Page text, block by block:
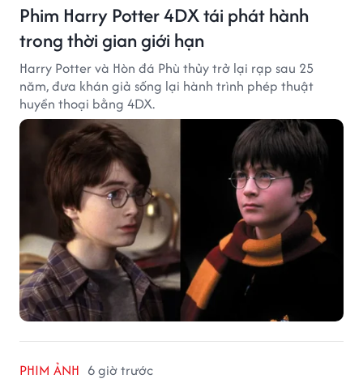
Phim Harry Potter 4DX tái phát hành
trong thời gian giới hạn
Harry Potter và Hòn đá Phù thủy trở lại rạp sau 25
năm, đưa khán giả sống lại hành trình phép thuật
huyền thoại bằng 4DX.
PHIM ẢNH 6 giờ trước